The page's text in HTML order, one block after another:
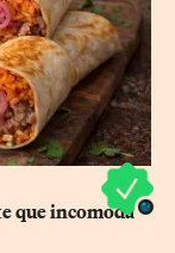
que incomoda